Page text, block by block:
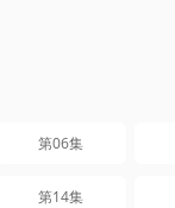
第06集
第14集